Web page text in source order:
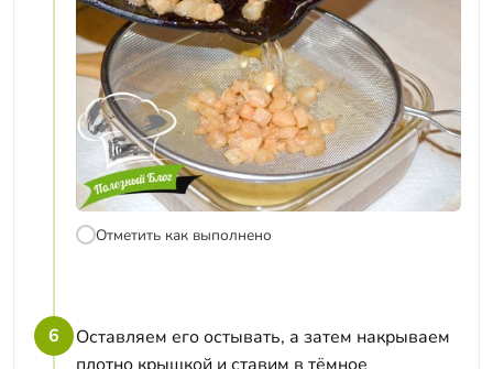
Отметить как выполнено
6
Оставляем его остывать, а затем накрываем